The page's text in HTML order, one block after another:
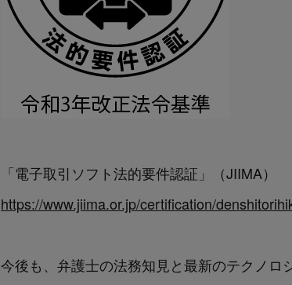
「電子取引ソフト法的要件認証」（JIIMA）
https://www.jiima.or.jp/certification/
今後も、弁護士の法務知見と最新のテクノ